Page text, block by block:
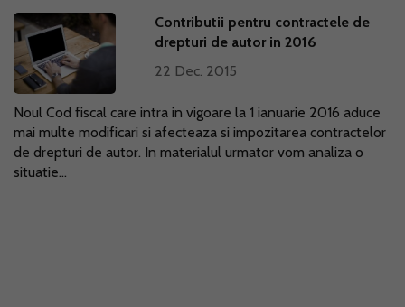
Contributii pentru contractele de
drepturi de autor in 2016
22 Dec. 2015
Noul Cod fiscal care intra in vigoare la 1 ianuarie 2016 aduce
mai multe modificari si afecteaza si impozitarea contractelor
de drepturi de autor. In materialul urmator vom analiza o
situatie...